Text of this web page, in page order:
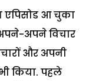
एपिसोड आ चुका
अपने विचार
और अपनी
किया. पहले